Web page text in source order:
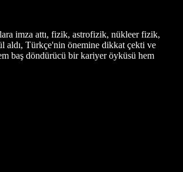
imza attı, fizik, astrofizik, nükleer fizik,
aldı, Türkçe'nin önemine dikkat çekti ve
baş döndürücü bir kariyer öyküsü hem